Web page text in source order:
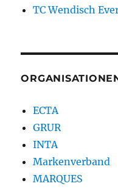
TC Wendisch
ECTA
GRUR
INTA
Markenverband
MARQUES